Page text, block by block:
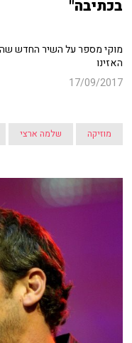
בכתיבה"
מוקי מספר על השיר החדש
האזינו
17/09/2017
מוזיקה שלמה ארצי